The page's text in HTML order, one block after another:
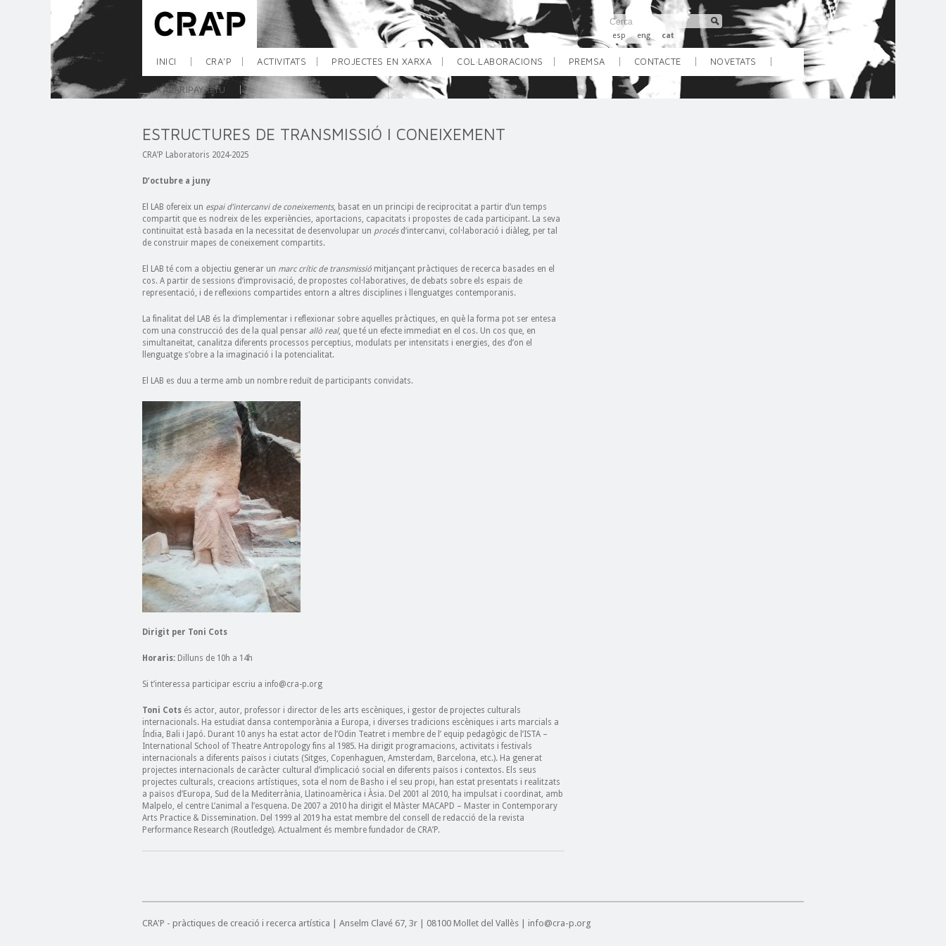
esp eng cat
INICI CRA’P ACTIVITATS PROJECTES EN XARXA COL·LABORACIONS PREMSA CONTACTE NOVETATS
KALARIPAYATTU
ESTRUCTURES DE TRANSMISSIÓ I CONEIXEMENT
CRA’P Laboratoris 2024-2025
D’octubre a juny
El LAB ofereix un espai d’intercanvi de coneixements, basat en un principi de reciprocitat a partir d’un temps
compartit que es nodreix de les experiències, aportacions, capacitats i propostes de cada participant. La seva
continuïtat està basada en la necessitat de desenvolupar un procésd’intercanvi, col·laboració i diàleg, per tal
de construir mapes de coneixement compartits.
El LAB té com a objectiu generar un marc crític de transmissió mitjançant pràctiques de recerca basades en el
cos. A partir de sessions d’improvisació, de propostes col·laboratives, de debats sobre els espais de
representació, i de reflexions compartides entorn a altres disciplines i llenguatges contemporanis.
La finalitat del LAB és la d’implementar i reflexionar sobre aquelles pràctiques, en què la forma pot ser entesa
com una construcció des de la qual pensar allò real, que té un efecte immediat en el cos. Un cos que, en
simultaneïtat, canalitza diferents processos perceptius, modulats per intensitats i energies, des d’on el
llenguatge s’obre a la imaginació i la potencialitat.
El LAB es duu a terme amb un nombre reduït de participants convidats.
Dirigit per Toni Cots
Horaris: Dilluns de 10h a 14h
Si t’interessa participar escriu a info@cra-p.org
Toni Cots és actor, autor, professor i director de les arts escèniques, i gestor de projectes culturals
internacionals. Ha estudiat dansa contemporània a Europa, i diverses tradicions escèniques i arts marcials a
Índia, Bali i Japó. Durant 10 anys ha estat actor de l’Odin Teatret i membre de l’ equip pedagògic de l’ISTA –
International School of Theatre Antropology fins al 1985. Ha dirigit programacions, activitats i festivals
internacionals a diferents països i ciutats (Sitges, Copenhaguen, Amsterdam, Barcelona, etc.). Ha generat
projectes internacionals de caràcter cultural d’implicació social en diferents països i contextos. Els seus
projectes culturals, creacions artístiques, sota el nom de Basho i el seu propi, han estat presentats i realitzats
a països d’Europa, Sud de la Mediterrània, Llatinoamèrica i Àsia. Del 2001 al 2010, ha impulsat i coordinat, amb
Malpelo, el centre L’animal a l’esquena. De 2007 a 2010 ha dirigit el Màster MACAPD – Master in Contemporary
Arts Practice & Dissemination. Del 1999 al 2019 ha estat membre del consell de redacció de la revista
Performance Research (Routledge). Actualment és membre fundador de CRA’P.
CRA'P - pràctiques de creació i recerca artística | Anselm Clavé 67, 3r | 08100 Mollet del Vallès | info@cra-p.org